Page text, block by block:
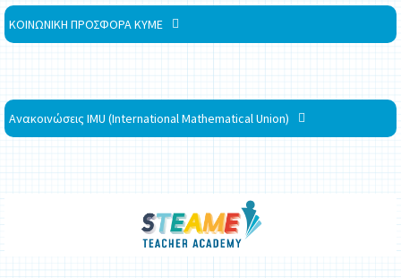
ΚΟΙΝΩΝΙΚΗ ΠΡΟΣΦΟΡΑ ΚΥΜΕ
Ανακοινώσεις IMU (International Mathematical Union)